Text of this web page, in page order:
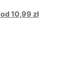
od 10,99 zł